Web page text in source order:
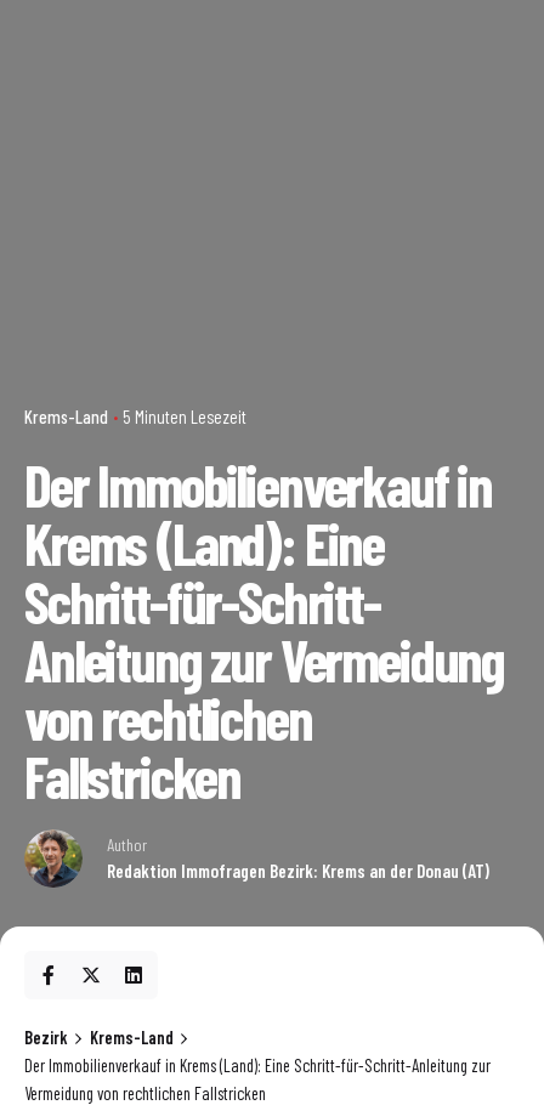
Krems-Land 5 Minuten Lesezeit
Der Immobilienverkauf in
Krems (Land): Eine
Schritt-für-Schritt-
Anleitung zur Vermeidung
von rechtlichen
Fallstricken
Author
Redaktion Immofragen Bezirk: Krems an der Donau (AT)
Bezirk
Krems-Land
Der Immobilienverkauf in Krems (Land): Eine Schritt-für-Schritt-Anleitung zur
Vermeidung von rechtlichen Fallstricken